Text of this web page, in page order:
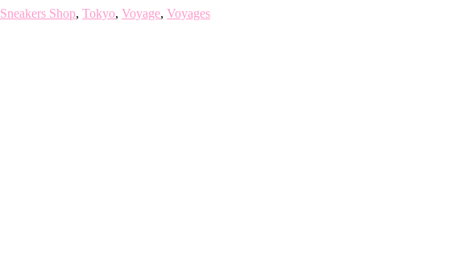
Sneakers Shop, Tokyo, Voyage, Voyages